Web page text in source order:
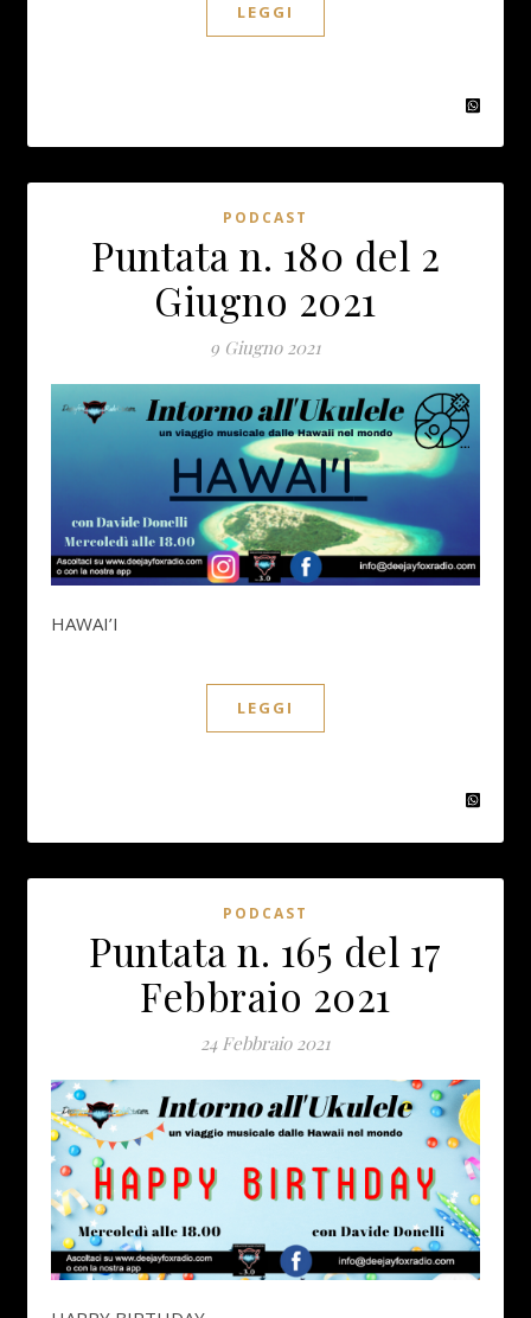
LEGGI
PODCAST
Puntata n. 180 del 2
Giugno 2021
9 Giugno 2021
HAWAI’I
LEGGI
PODCAST
Puntata n. 165 del 17
Febbraio 2021
24 Febbraio 2021